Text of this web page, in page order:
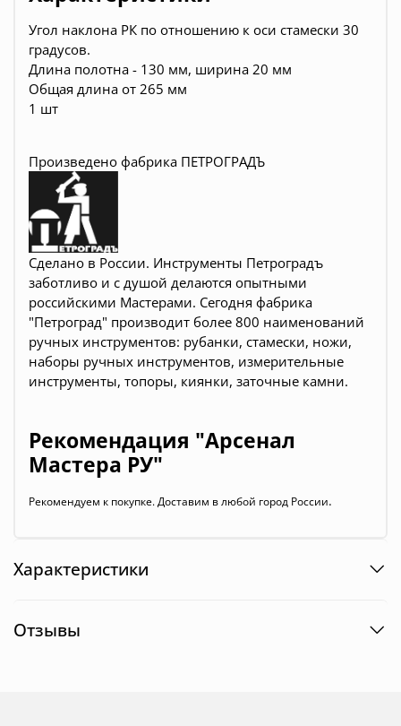
Угол наклона РК по отношению к оси стамески 30
градусов.
Длина полотна - 130 мм, ширина 20 мм
Общая длина от 265 мм
1 шт
Произведено фабрика ПЕТРОГРАДЪ
Сделано в России. Инструменты Петроградъ
заботливо и с душой делаются опытными
российскими Мастерами. Сегодня фабрика
"Петроград" производит более 800 наименований
ручных инструментов: рубанки, стамески, ножи,
наборы ручных инструментов, измерительные
инструменты, топоры, киянки, заточные камни.
Рекомендация "Арсенал
Мастера РУ"
Рекомендуем к покупке. Доставим в любой город России.
Характеристики
Отзывы